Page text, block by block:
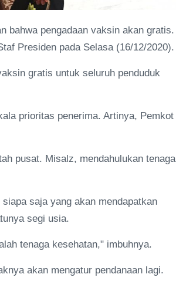
bahwa pengadaan vaksin akan gratis.
Presiden pada Selasa (16/12/2020).
gratis untuk seluruh penduduk
prioritas penerima. Artinya, Pemkot
pusat. Misalz, mendahulukan tenaga
saja yang akan mendapatkan
segi usia.
tenaga kesehatan," imbuhnya.
akan mengatur pendanaan lagi.